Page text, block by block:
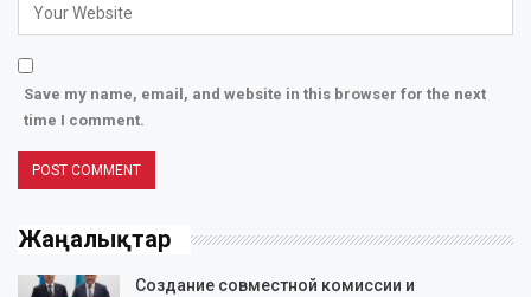
Save my name, email, and website in this browser for the next
time I comment.
Жаңалықтар
Создание совместной комиссии и